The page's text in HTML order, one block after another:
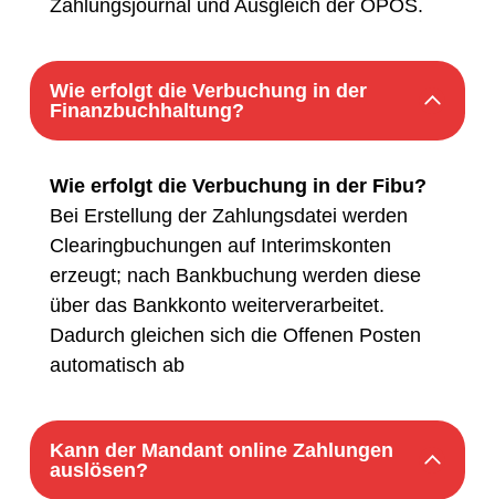
Zahlungsjournal und Ausgleich der OPOS.
Wie erfolgt die Verbuchung in der
Finanzbuchhaltung?
Wie erfolgt die Verbuchung in der Fibu?
Bei Erstellung der Zahlungsdatei werden
Clearingbuchungen auf Interimskonten
erzeugt; nach Bankbuchung werden diese
über das Bankkonto weiterverarbeitet.
Dadurch gleichen sich die Offenen Posten
automatisch ab
Kann der Mandant online Zahlungen
auslösen?